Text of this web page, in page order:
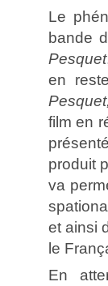
Le
bande
Pesquet
en
film en
produit
va
et ainsi
le
En